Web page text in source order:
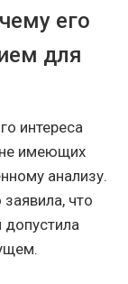
его
для
интереса
имеющих
анализу.
что
допустила